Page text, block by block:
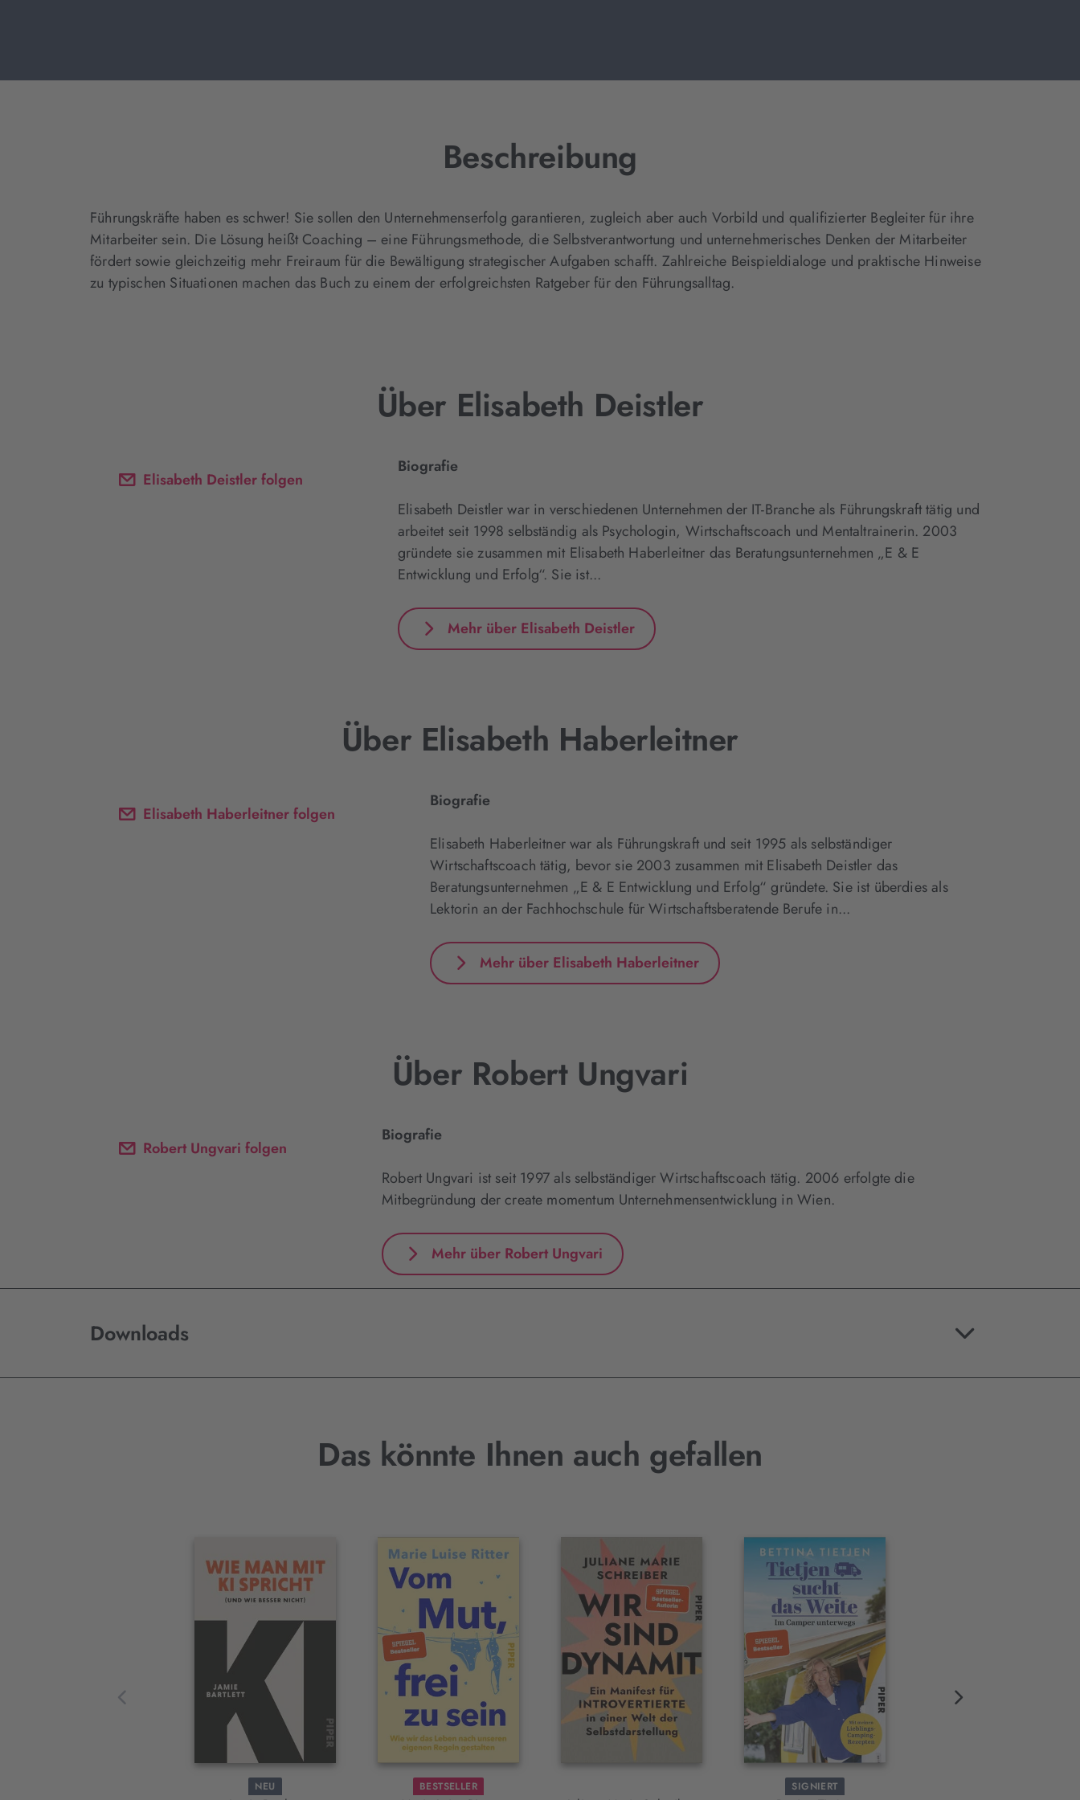
Beschreibung
Führungskräfte haben es schwer! Sie sollen den Unternehmenserfolg garantieren, zugleich aber auch Vorbild und qualifizierter Begleiter für ihre
Mitarbeiter sein. Die Lösung heißt Coaching – eine Führungsmethode, die Selbstverantwortung und unternehmerisches Denken der Mitarbeiter
fördert sowie gleichzeitig mehr Freiraum für die Bewältigung strategischer Aufgaben schafft. Zahlreiche Beispieldialoge und praktische Hinweise
zu typischen Situationen machen das Buch zu einem der erfolgreichsten Ratgeber für den Führungsalltag.
Über Elisabeth Deistler
Elisabeth Deistler folgen
Biografie
Elisabeth Deistler war in verschiedenen Unternehmen der IT-Branche als Führungskraft tätig und
arbeitet seit 1998 selbständig als Psychologin, Wirtschaftscoach und Mentaltrainerin. 2003
gründete sie zusammen mit Elisabeth Haberleitner das Beratungsunternehmen „E & E
Entwicklung und Erfolg“. Sie ist...
Mehr über Elisabeth Deistler
Über Elisabeth Haberleitner
Elisabeth Haberleitner folgen
Biografie
Elisabeth Haberleitner war als Führungskraft und seit 1995 als selbständiger
Wirtschaftscoach tätig, bevor sie 2003 zusammen mit Elisabeth Deistler das
Beratungsunternehmen „E & E Entwicklung und Erfolg“ gründete. Sie ist überdies als
Lektorin an der Fachhochschule für Wirtschaftsberatende Berufe in...
Mehr über Elisabeth Haberleitner
Über Robert Ungvari
Robert Ungvari folgen
Biografie
Robert Ungvari ist seit 1997 als selbständiger Wirtschaftscoach tätig. 2006 erfolgte die
Mitbegründung der create momentum Unternehmensentwicklung in Wien.
Mehr über Robert Ungvari
Downloads
Das könnte Ihnen auch gefallen
Interaktives
Slider-
NEU BESTSELLER SIGNIERT